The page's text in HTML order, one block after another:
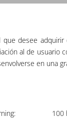
que desee
al de usuario
en una
100